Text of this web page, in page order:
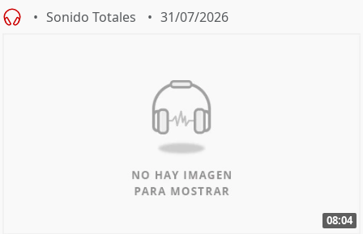
Sonido Totales 31/07/2026
08:04